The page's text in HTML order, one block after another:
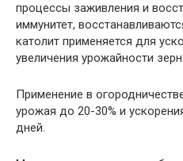
процессы заживления и
иммунитет,
католит применяется для
увеличения урожайности
Применение в
урожая до 20-30% и
дней.